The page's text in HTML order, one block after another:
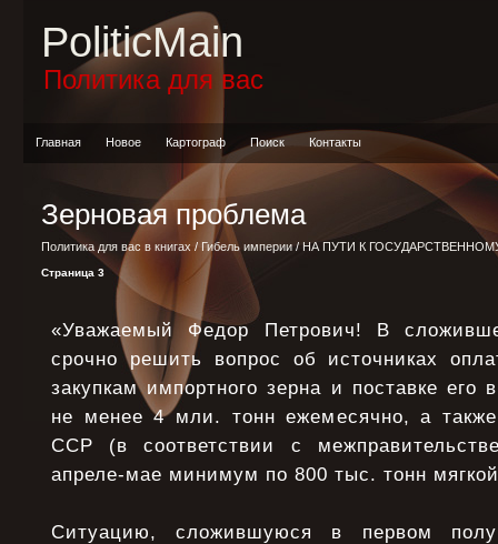
PoliticMain
Политика для вас
Главная Новое Картограф Поиск Контакты
Зерновая проблема
Политика для вас в книгах / Гибель империи/НА ПУТИ К
Страница 3
«Уважаемый Федор Петрович! В
срочно решить вопрос об источниках
закупкам импортного зерна и поставке
не менее 4 мли. тонн ежемесячно, а также
ССР (в соответствии с
апреле-мае минимум по 800 тыс. тонн
Ситуацию, сложившуюся в первом